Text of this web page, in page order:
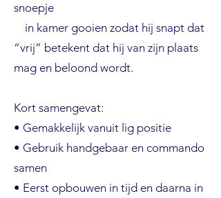
snoepje
in kamer gooien zodat hij snapt dat
“vrij” betekent dat hij van zijn plaats
mag en beloond wordt.
Kort samengevat:
• Gemakkelijk vanuit lig positie
• Gebruik handgebaar en commando
samen
• Eerst opbouwen in tijd en daarna in